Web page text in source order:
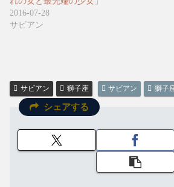
2016-07-28
サビアン
サビアン 獅子座 サビアン 獅子
シェアする